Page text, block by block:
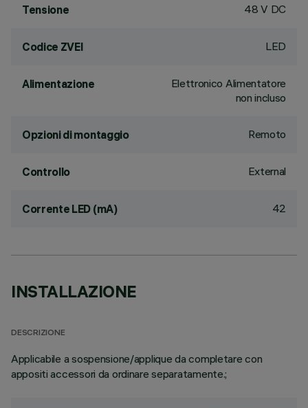
Tensione 48 V DC
Codice ZVEI LED
Alimentazione
Elettronico Alimentatore
non incluso
Opzioni di montaggio Remoto
Controllo External
Corrente LED (mA) 42
INSTALLAZIONE
DESCRIZIONE
Applicabile a sospensione/applique da completare con
appositi accessori da ordinare separatamente.;